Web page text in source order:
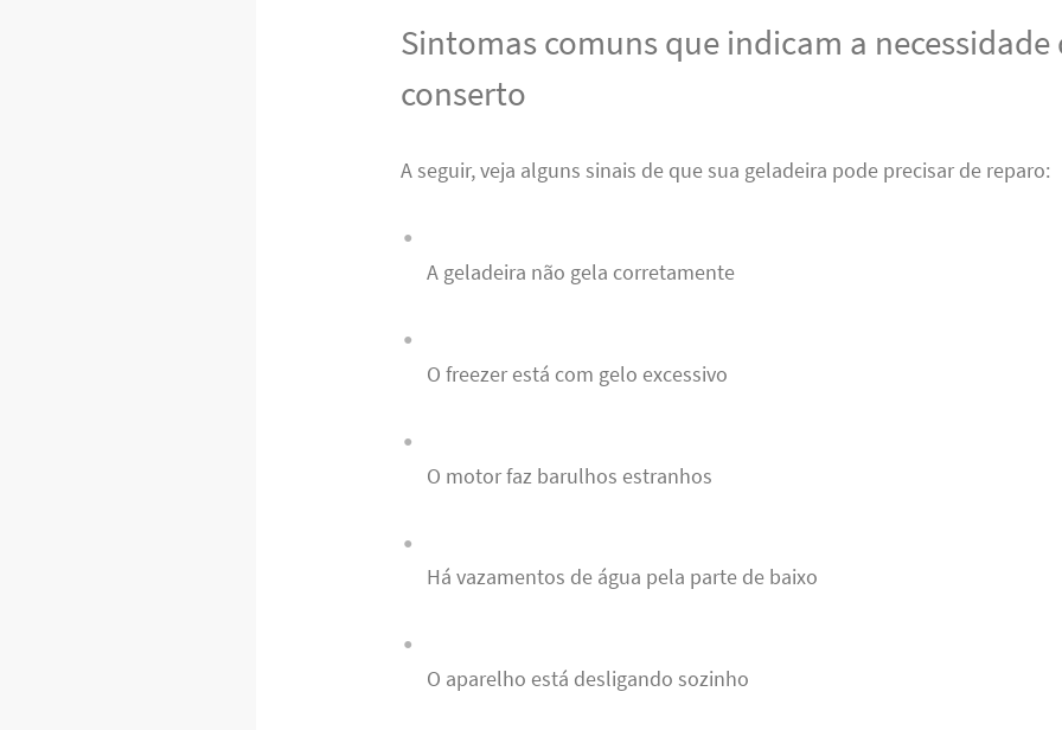
Sintomas comuns que indicam a necessidade
conserto
A seguir, veja alguns sinais de que sua geladeira pode precisar de reparo:
A geladeira não gela corretamente
O freezer está com gelo excessivo
O motor faz barulhos estranhos
Há vazamentos de água pela parte de baixo
O aparelho está desligando sozinho